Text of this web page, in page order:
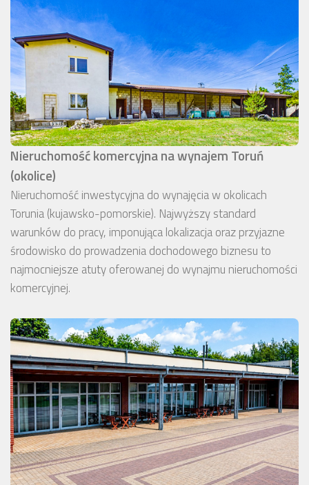
Nieruchomość komercyjna na wynajem Toruń
(okolice)
Nieruchomość inwestycyjna do wynajęcia w okolicach
Torunia (kujawsko-pomorskie). Najwyższy standard
warunków do pracy, imponująca lokalizacja oraz przyjazne
środowisko do prowadzenia dochodowego biznesu to
najmocniejsze atuty oferowanej do wynajmu nieruchomości
komercyjnej.